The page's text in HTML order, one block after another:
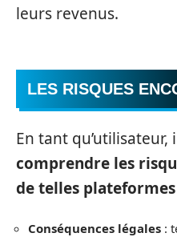
leurs revenus.
LES RISQUES
En tant qu’utilisateur,
comprendre les
de telles plateformes
Conséquences légales :